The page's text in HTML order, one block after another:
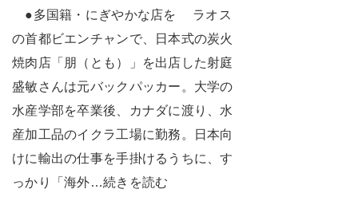
●多国籍・にぎやかな店を ラオス
の首都ビエンチャンで、日本式の炭火
焼肉店「朋（とも）」を出店した射庭
盛敏さんは元バックパッカー。大学の
水産学部を卒業後、カナダに渡り、水
産加工品のイクラ工場に勤務。日本向
けに輸出の仕事を手掛けるうちに、す
っかり「海外…続きを読む